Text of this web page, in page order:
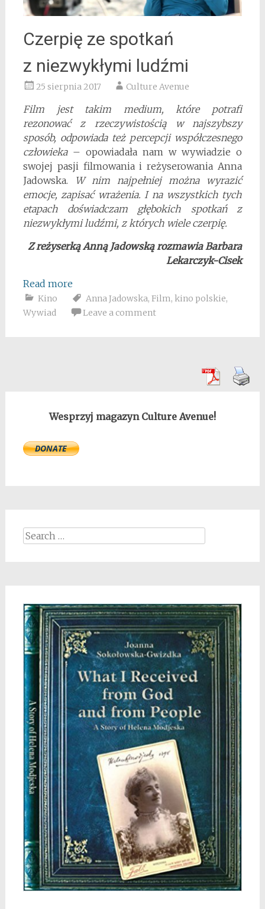
Czerpię ze spotkań
z niezwykłymi ludźmi
25 sierpnia 2017 Culture Avenue
Film jest takim medium, które potrafi
rezonować z rzeczywistością w najszybszy
sposób, odpowiada też percepcji współczesnego
człowieka– opowiadała nam w wywiadzie o
swojej pasji filmowania i reżyserowania Anna
Jadowska.
W nim najpełniej można wyrazić
emocje, zapisać wrażenia. I na wszystkich tych
etapach doświadczam głębokich spotkań z
niezwykłymi ludźmi, z których wiele czerpię.
Z reżyserką Anną Jadowską rozmawia Barbara
Lekarczyk-Cisek
Read more
Kino Anna Jadowska, Film, kino polskie,
Wywiad
Leave a comment
Wesprzyj magazyn Culture Avenue!
Search